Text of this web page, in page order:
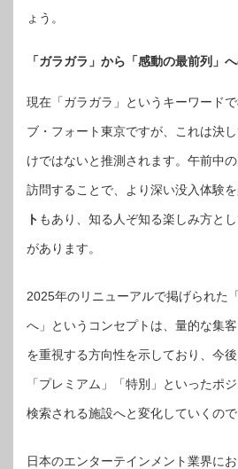
ょう。
「ガラガラ」から「感動の最前列」
現在「ガラガラ」というキーワード
ブ・フォート東京ですが、これは決
けではないと推測されます。午前中
訪問することで、より深い没入体験
ト もあり、知る人ぞ知る楽しみ方と
があります。
2025年のリニューアルで掲げられた
へ」というコンセプトは、量的な集
を重視する方向性を示しており、今
「プレミアム」「特別」といったポ
検索される施設へと変化していくので
日本のエンターテインメント業界に